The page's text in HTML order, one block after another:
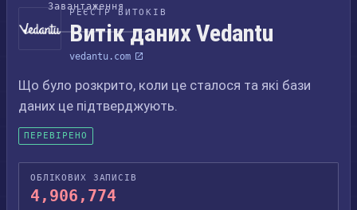
Завантаження
РЕЄСТР ВИТОКІВ
Витік даних Vedantu
vedantu.com
Що було розкрито, коли це сталося та які бази
даних це підтверджують.
ПЕРЕВІРЕНО
ОБЛІКОВИХ ЗАПИСІВ
4,906,774